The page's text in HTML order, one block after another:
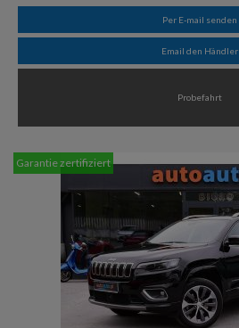
Per E-mail senden
Email den Händler
Probefahrt
Garantie zertifiziert